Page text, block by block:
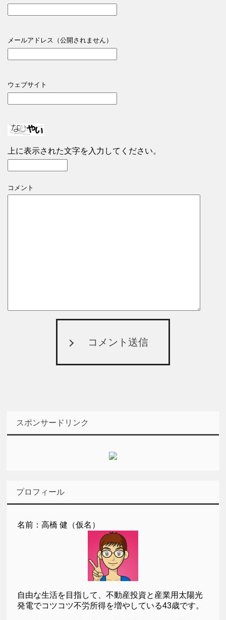
メールアドレス（公開されません）
ウェブサイト
上に表示された文字を入力してください。
コメント
コメント送信
スポンサードリンク
プロフィール
名前：高橋 健（仮名）
自由な生活を目指して、不動産投資と産業用太陽光
発電でコツコツ不労所得を増やしている43歳です。